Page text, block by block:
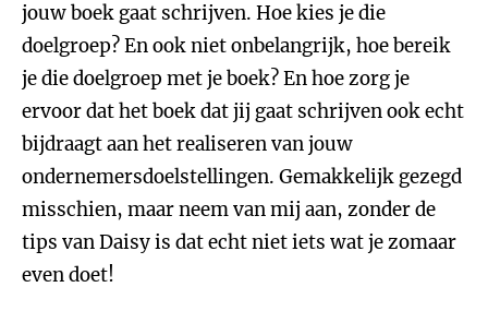
jouw boek gaat schrijven. Hoe kies je die
doelgroep? En ook niet onbelangrijk, hoe bereik
je die doelgroep met je boek? En hoe zorg je
ervoor dat het boek dat jij gaat schrijven ook echt
bijdraagt aan het realiseren van jouw
ondernemersdoelstellingen. Gemakkelijk gezegd
misschien, maar neem van mij aan, zonder de
tips van Daisy is dat echt niet iets wat je zomaar
even doet!